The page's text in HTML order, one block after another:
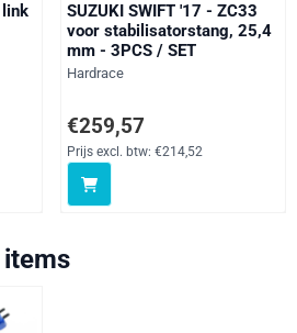
121,41
SUZUKI SWIFT '17 - ZC33
voor stabilisatorstang, 25,4
mm - 3PCS / SET
Merk:
Hardrace
Prijs: 259,57, exclusief btw:
€259,57
Prijs excl. btw: €214,52